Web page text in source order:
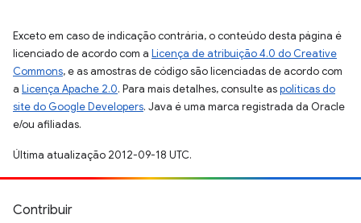
Exceto em caso de indicação contrária, o conteúdo desta página é
licenciado de acordo com a Licença de atribuição 4.0 do Creative
Commons, e as amostras de código são licenciadas de acordo com
a Licença Apache 2.0. Para mais detalhes, consulte aspolíticas do
site do Google Developers. Java é uma marca registrada da Oracle
e/ou afiliadas.
Última atualização 2012-09-18 UTC.
Contribuir